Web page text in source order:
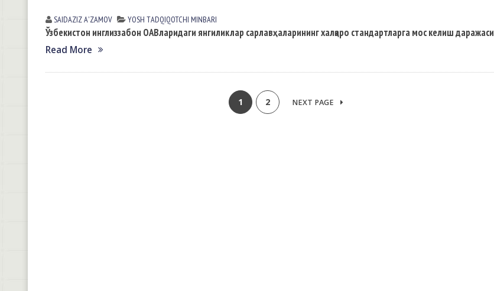
SAIDAZIZ А'ZАMOV YOSH TАDQIQOTCHI MINBАRI
Ўзбекистон инглиззабон ОАВларидаги янгиликлар сарлавҳаларининг халқаро стандартларга мос келиш даражаси
Read More
1 2 NEXT PAGE